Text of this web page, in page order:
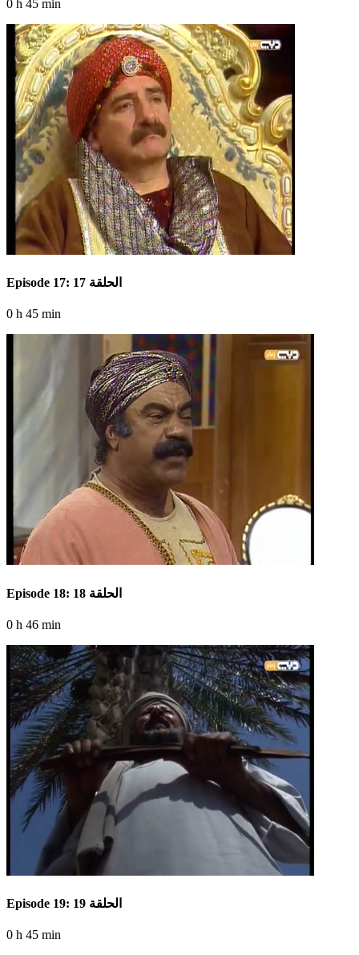
0 h 45 min
Episode 17: الحلقة 17
0 h 45 min
Episode 18: الحلقة 18
0 h 46 min
Episode 19: الحلقة 19
0 h 45 min